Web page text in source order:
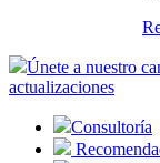
Únete a nuestro
actualizaciones
Consultoría